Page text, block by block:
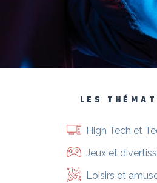
LES
High Tech et
Jeux et
Loisirs et